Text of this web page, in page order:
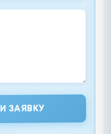
ЗАЯВКУ